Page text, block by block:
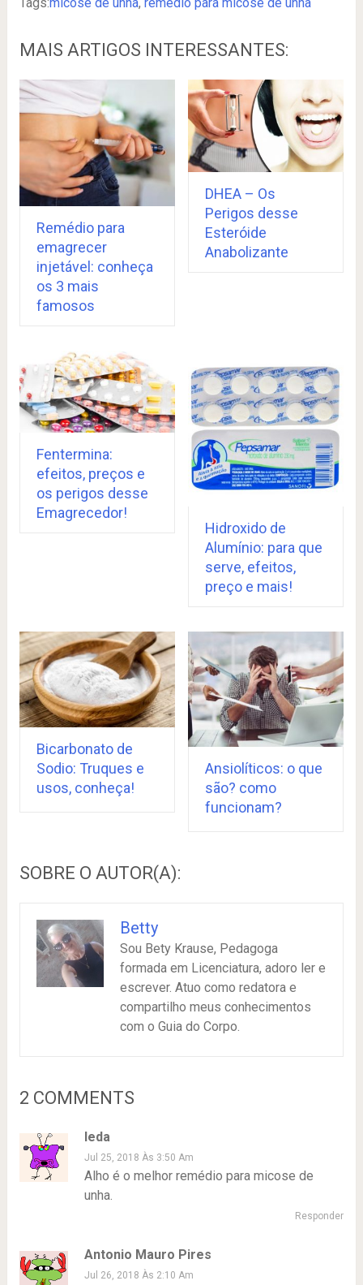
MAIS ARTIGOS INTERESSANTES:
Remédio para
emagrecer
injetável: conheça
os 3 mais
famosos
DHEA – Os
Perigos desse
Esteróide
Anabolizante
Fentermina:
efeitos, preços e
os perigos desse
Emagrecedor!
Hidroxido de
Alumínio: para que
serve, efeitos,
preço e mais!
Bicarbonato de
Sodio: Truques e
usos, conheça!
Ansiolíticos: o que
são? como
funcionam?
SOBRE O AUTOR(A):
Betty
Sou Bety Krause, Pedagoga
formada em Licenciatura, adoro ler e
escrever. Atuo como redatora e
compartilho meus conhecimentos
com o Guia do Corpo.
2 COMMENTS
Ieda
Jul 25, 2018 Às 3:50 Am
Alho é o melhor remédio para micose de
unha.
Responder
Antonio Mauro Pires
Jul 26, 2018 Às 2:10 Am